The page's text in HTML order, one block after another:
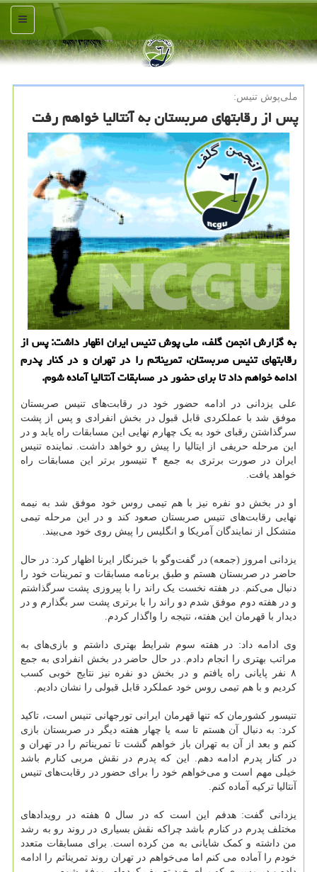
منو
ملی‌پوش تنیس:
پس از رقابتهای صربستان به آنتالیا خواهم رفت
به گزارش انجمن گلف، ملی پوش تنیس ایران اظهار داشت: پس از
رقابتهای تنیس صربستان، تمریناتم را در تهران و در کنار پدرم
ادامه خواهم داد تا برای حضور در مسابقات آنتالیا آماده شوم.
علی یزدانی در ادامه حضور خود در رقابت‌های تنیس صربستان
موفق شد با عملکردی قابل قبول در بخش انفرادی و پس از پشت
سرگذاشتن رقبای خود به یک چهارم نهایی این مسابقات راه یابد و در
این مرحله حریفی از ایتالیا را پیش رو خواهد داشت. نماینده تنیس
ایران در صورت برتری به جمع ۴ تنیسور برتر این مسابقات راه
خواهد یافت.
او در بخش دو نفره نیز با هم تیمی روس خود موفق شد به نیمه
نهایی رقابت‌های تنیس صربستان صعود کند و در این مرحله تیمی
متشکل از نمایندگان آمریکا و انگلیس را پیش روی خود می‌بیند.
یزدانی امروز (جمعه) در گفت‌وگو با خبرنگار ایرنا اظهار کرد: در حال
حاضر در صربستان هستم و طبق برنامه مسابقات و تمرینات خود را
دنبال می‌کنم. در هفته نخست یک راند را با پیروزی پشت سرگذاشتم
و در هفته دوم موفق شدم دو راند را با برتری پشت سر بگذارم و در
دیدار با قهرمان این هفته، نتیجه را واگذار کردم.
وی ادامه داد: در هفته سوم شرایط بهتری داشتم و بازی‌های به
مراتب بهتری را انجام دادم. در حال حاضر در بخش انفرادی به جمع
۸ نفر پایانی راه یافتم و در بخش دو نفره نیز نتایج خوبی کسب
کردیم و با هم تیمی روس خود عملکرد قابل قبولی را نشان دادیم.
تنیسور کشورمان که تنها قهرمان ایرانی تورجهانی تنیس است، تاکید
کرد: به دنبال آن هستم تا سه یا چهار هفته دیگر در صربستان بازی
کنم و بعد از آن به تهران باز خواهم گشت تا تمریناتم را در تهران و
در کنار پدرم ادامه دهم. این که پدرم در نقش مربی کنارم باشد
خیلی مهم است و می‌خواهم خود را برای حضور در رقابت‌های تنیس
آنتالیا ترکیه آماده کنم.
یزدانی گفت: هدفم این است که در سال ۵ هفته در رویدادهای
مختلف پدرم در کنارم باشد چراکه نقش بسیاری در روند رو به رشد
من داشته و کمک شایانی به من کرده است. برای مسابقات متعدد
خودم را آماده می کنم اما می‌خواهم در تهران روند تمریناتم را ادامه